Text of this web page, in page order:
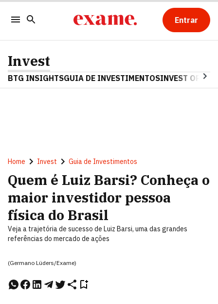
Entrar
Invest
BTG INSIGHTSGUIA DE INVESTIMENTOSINVEST OPINA
Home Invest Guia de Investimentos
Quem é Luiz Barsi? Conheça o
maior investidor pessoa
física do Brasil
Veja a trajetória de sucesso de Luiz Barsi, uma das grandes
referências do mercado de ações
(Germano Lüders/Exame)